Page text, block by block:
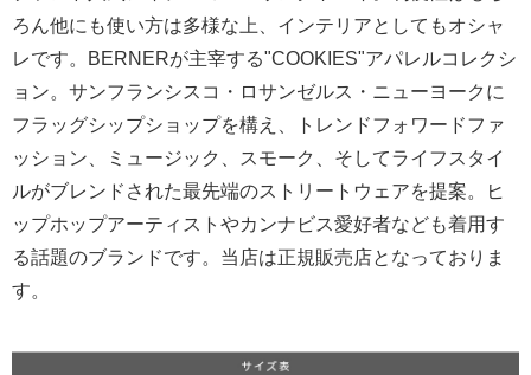
ろん他にも使い方は多様な上、インテリアとしてもオシャ
レです。BERNERが主宰する"COOKIES"アパレルコレクシ
ョン。サンフランシスコ・ロサンゼルス・ニューヨークに
フラッグシップショップを構え、トレンドフォワードファ
ッション、ミュージック、スモーク、そしてライフスタイ
ルがブレンドされた最先端のストリートウェアを提案。ヒ
ップホップアーティストやカンナビス愛好者なども着用す
る話題のブランドです。当店は正規販売店となっておりま
す。